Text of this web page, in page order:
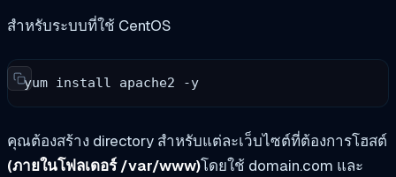
สำหรับระบบที่ใช้ CentOS
yum install apache2 -y
คุณต้องสร้าง directory สำหรับแต่ละเว็บไซต์ที่ต้องการโฮสต์
(ภายในโฟลเดอร์ /var/www)โดยใช้ domain.com และ